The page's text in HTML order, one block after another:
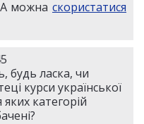
можна скористатися
будь ласка, чи
курси української
категорій